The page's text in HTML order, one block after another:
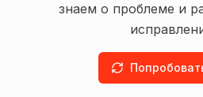
знаем о проблеме и